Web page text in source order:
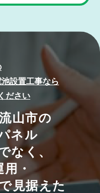
設置工事なら
ださい
山市の
ネル
なく、
・
見据えた